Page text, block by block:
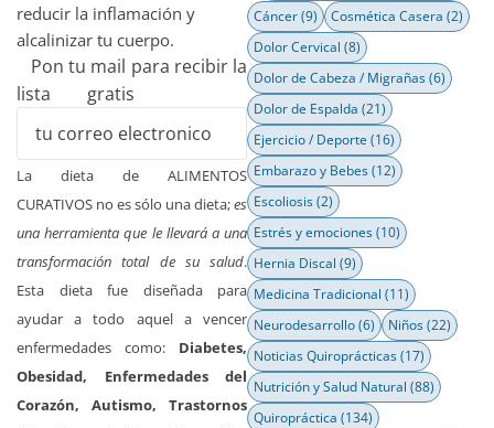
reducir la inflamación y
alcalinizar tu cuerpo.
Pon tu mail para recibir la
lista gratis
La dieta de ALIMENTOS
CURATIVOS no es sólo una dieta;es
una herramienta que le llevará a una
transformación total de su salud.
Esta dieta fue diseñada para
ayudar a todo aquel a vencer
enfermedades como: Diabetes,
Obesidad, Enfermedades del
Corazón, Autismo, Trastornos
Cáncer(9) Cosmética Casera (2)
Dolor Cervical (8)
Dolor de Cabeza / Migrañas(6)
Dolor de Espalda (21)
Ejercicio / Deporte (16)
Embarazo y Bebes(12)
Escoliosis(2)
Estrés y emociones(10)
Hernia Discal (9)
Medicina Tradicional (11)
Neurodesarrollo(6) Niños(22)
Noticias Quiroprácticas(17)
Nutrición y Salud Natural (88)
Quiropráctica (134)